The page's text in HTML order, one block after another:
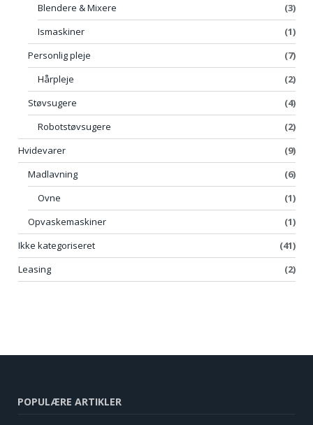
Blendere & Mixere
(3)
Ismaskiner
(1)
Personlig pleje
(7)
Hårpleje
(2)
Støvsugere
(4)
Robotstøvsugere
(2)
Hvidevarer
(9)
Madlavning
(6)
Ovne
(1)
Opvaskemaskiner
(1)
Ikke kategoriseret
(41)
Leasing
(2)
POPULÆRE ARTIKLER